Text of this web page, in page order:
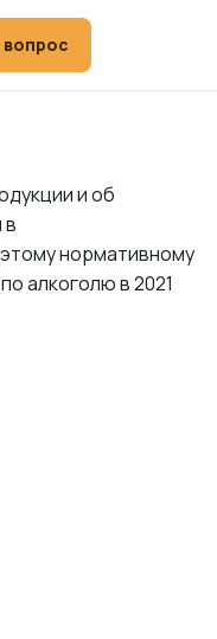
и об
в
нормативному
алкоголю в 2021